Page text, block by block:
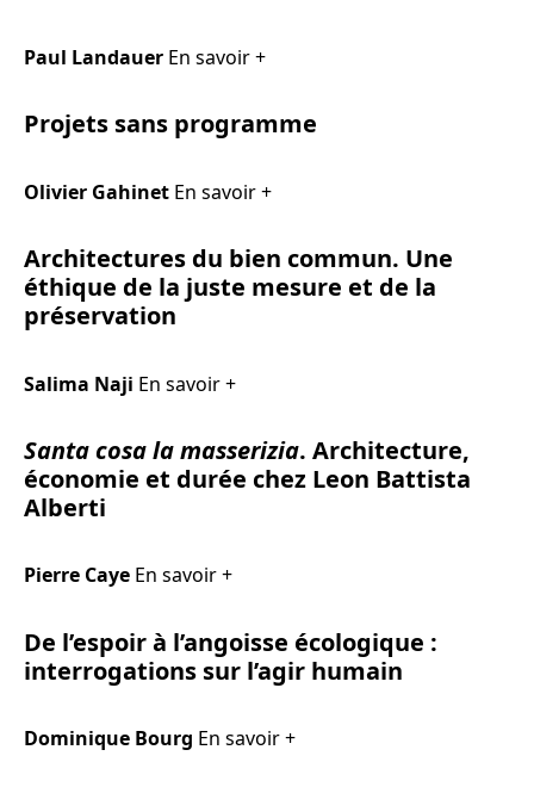
Paul Landauer En savoir +
Projets sans programme
Olivier Gahinet En savoir +
Architectures du bien commun. Une
éthique de la juste mesure et de la
préservation
Salima Naji En savoir +
Santa cosa la masserizia. Architecture,
économie et durée chez Leon Battista
Alberti
Pierre Caye En savoir +
De l’espoir à l’angoisse écologique :
interrogations sur l’agir humain
Dominique Bourg En savoir +